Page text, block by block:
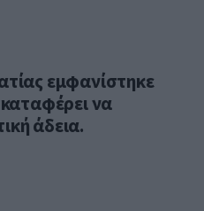
εμφανίστηκε
να
άδεια.